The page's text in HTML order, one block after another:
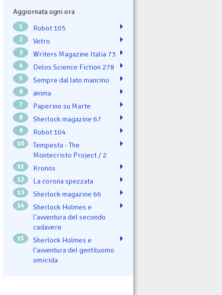
Aggiornata ogni ora
1 Robot 105
2 Vetro
3 Writers Magazine Italia 73
4 Delos Science Fiction 278
5 Sempre dal lato mancino
6 ənima
7 Paperino su Marte
8 Sherlock magazine 67
9 Robot 104
10
Tempesta - The
Montecristo Project / 2
11 Kronos
12 La corona spezzata
13 Sherlock magazine 66
14
Sherlock Holmes e
l'avventura del secondo
cadavere
15
Sherlock Holmes e
l’avventura del gentiluomo
omicida